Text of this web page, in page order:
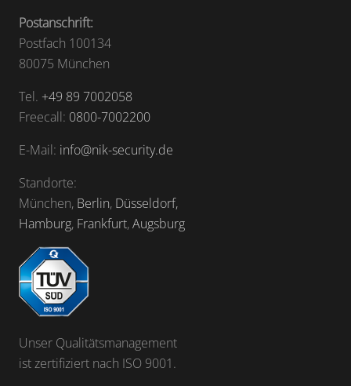
Postanschrift:
Postfach 100134
80075 München
Tel. +49 89 7002058
Freecall: 0800-7002200
E-Mail: info@nik-security.de
Standorte:
München, Berlin, Düsseldorf,
Hamburg, Frankfurt,Augsburg
Unser Qualitätsmanagement
ist zertifiziert nach ISO 9001.